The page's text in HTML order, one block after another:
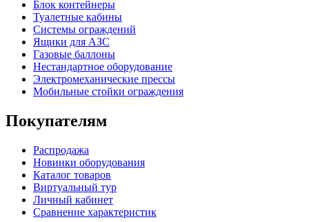
Блок контейнеры
Туалетные кабины
Системы ограждений
Ящики для АЗС
Газовые баллоны
Нестандартное оборудование
Электромеханические прессы
Мобильные стойки ограждения
Покупателям
Распродажа
Новинки оборудования
Каталог товаров
Виртуальный тур
Личный кабинет
Сравнение характеристик